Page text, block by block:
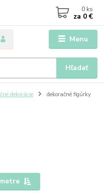
Menu
Hľadať
0 ks
za 0 €
dekorácie dekoračné figúrky